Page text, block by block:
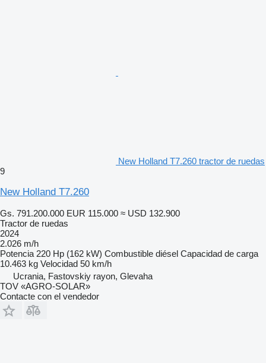
New Holland T7.260 tractor de ruedas
9
New Holland T7.260
Gs. 791.200.000 EUR 115.000 ≈ USD 132.900
Tractor de ruedas
2024
2.026 m/h
Potencia 220 Hp (162 kW) Combustible diésel Capacidad de carga
10.463 kg Velocidad 50 km/h
Ucrania, Fastovskiy rayon, Glevaha
TOV «AGRO-SOLAR»
Contacte con el vendedor